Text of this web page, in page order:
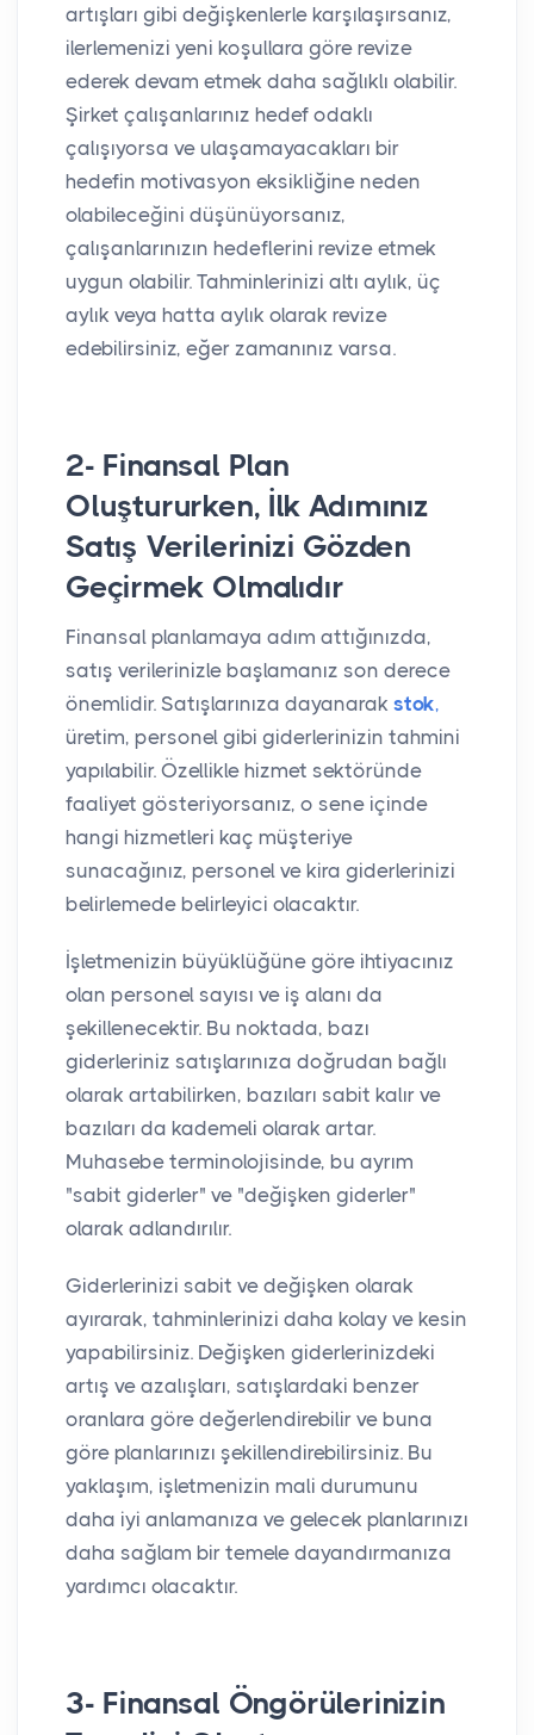
artışları gibi değişkenlerle karşılaşırsanız,
ilerlemenizi yeni koşullara göre revize
ederek devam etmek daha sağlıklı olabilir.
Şirket çalışanlarınız hedef odaklı
çalışıyorsa ve ulaşamayacakları bir
hedefin motivasyon eksikliğine neden
olabileceğini düşünüyorsanız,
çalışanlarınızın hedeflerini revize etmek
uygun olabilir. Tahminlerinizi altı aylık, üç
aylık veya hatta aylık olarak revize
edebilirsiniz, eğer zamanınız varsa.
2- Finansal Plan
Oluştururken, İlk Adımınız
Satış Verilerinizi Gözden
Geçirmek Olmalıdır
Finansal planlamaya adım attığınızda,
satış verilerinizle başlamanız son derece
önemlidir. Satışlarınıza dayanarak stok,
üretim, personel gibi giderlerinizin tahmini
yapılabilir. Özellikle hizmet sektöründe
faaliyet gösteriyorsanız, o sene içinde
hangi hizmetleri kaç müşteriye
sunacağınız, personel ve kira giderlerinizi
belirlemede belirleyici olacaktır.
İşletmenizin büyüklüğüne göre ihtiyacınız
olan personel sayısı ve iş alanı da
şekillenecektir. Bu noktada, bazı
giderleriniz satışlarınıza doğrudan bağlı
olarak artabilirken, bazıları sabit kalır ve
bazıları da kademeli olarak artar.
Muhasebe terminolojisinde, bu ayrım
"sabit giderler" ve "değişken giderler"
olarak adlandırılır.
Giderlerinizi sabit ve değişken olarak
ayırarak, tahminlerinizi daha kolay ve kesin
yapabilirsiniz. Değişken giderlerinizdeki
artış ve azalışları, satışlardaki benzer
oranlara göre değerlendirebilir ve buna
göre planlarınızı şekillendirebilirsiniz. Bu
yaklaşım, işletmenizin mali durumunu
daha iyi anlamanıza ve gelecek planlarınızı
daha sağlam bir temele dayandırmanıza
yardımcı olacaktır.
3- Finansal Öngörülerinizin